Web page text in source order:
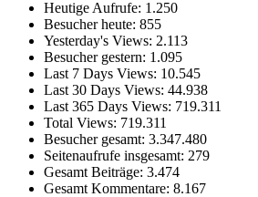
Heutige Aufrufe: 1.250
Besucher heute: 855
Yesterday's Views: 2.113
Besucher gestern: 1.095
Last 7 Days Views: 10.545
Last 30 Days Views: 44.938
Last 365 Days Views: 719.311
Total Views: 719.311
Besucher gesamt: 3.347.480
Seitenaufrufe insgesamt: 279
Gesamt Beiträge: 3.474
Gesamt Kommentare: 8.167